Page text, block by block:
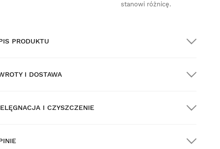
stanowi różnicę.
PRODUKTU
I DOSTAWA
I CZYSZCZENIE